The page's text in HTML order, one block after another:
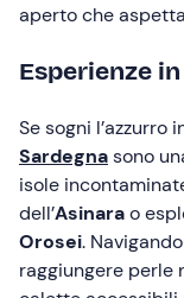
aperto che
Esperienze
Se sogni l’azzurro
Sardegnasono
isole
dell’Asinarao
Orosei. Navigando
raggiungere perle